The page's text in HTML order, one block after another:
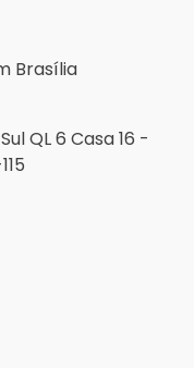
Brasília
QL 6 Casa 16 -